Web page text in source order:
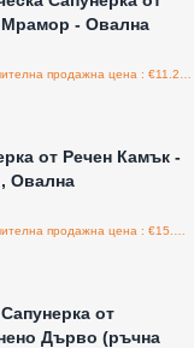
- Овална
от Речен Камък -
Овална
от
Дърво (ръчна